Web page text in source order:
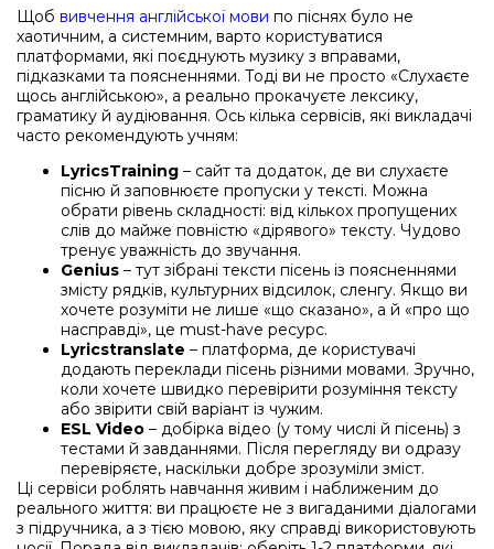
Щоб вивчення англійської мови по піснях було не
хаотичним, а системним, варто користуватися
платформами, які поєднують музику з вправами,
підказками та поясненнями. Тоді ви не просто «Cлухаєте
щось англійською», а реально прокачуєте лексику,
граматику й аудіювання. Ось кілька сервісів, які викладачі
часто рекомендують учням:
LyricsTraining – сайт та додаток, де ви слухаєте
пісню й заповнюєте пропуски у тексті. Можна
обрати рівень складності: від кількох пропущених
слів до майже повністю «дірявого» тексту. Чудово
тренує уважність до звучання.
Genius – тут зібрані тексти пісень із поясненнями
змісту рядків, культурних відсилок, сленгу. Якщо ви
хочете розуміти не лише «що сказано», а й «про що
насправді», це must-have ресурс.
Lyricstranslate – платформа, де користувачі
додають переклади пісень різними мовами. Зручно,
коли хочете швидко перевірити розуміння тексту
або звірити свій варіант із чужим.
ESL Video – добірка відео (у тому числі й пісень) з
тестами й завданнями. Після перегляду ви одразу
перевіряєте, наскільки добре зрозуміли зміст.
Ці сервіси роблять навчання живим і наближеним до
реального життя: ви працюєте не з вигаданими діалогами
з підручника, а з тією мовою, яку справді використовують